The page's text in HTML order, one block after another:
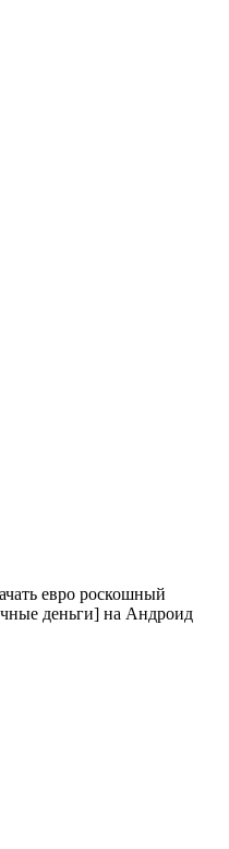
евро роскошный
деньги] на Андроид